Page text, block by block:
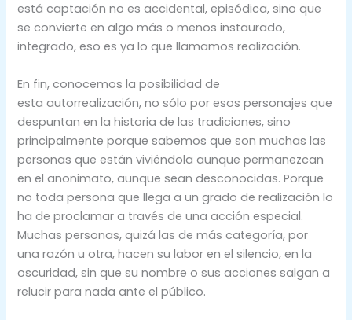
está captación no es accidental, episódica, sino que
se convierte en algo más o menos instaurado,
integrado, eso es ya lo que llamamos realización.
En fin, conocemos la posibilidad de
esta autorrealización, no sólo por esos personajes que
despuntan en la historia de las tradiciones, sino
principalmente porque sabemos que son muchas las
personas que están viviéndola aunque permanezcan
en el anonimato, aunque sean desconocidas. Porque
no toda persona que llega a un grado de realización lo
ha de proclamar a través de una acción especial.
Muchas personas, quizá las de más categoría, por
una razón u otra, hacen su labor en el silencio, en la
oscuridad, sin que su nombre o sus acciones salgan a
relucir para nada ante el público.